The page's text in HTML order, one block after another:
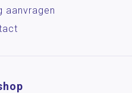
aanvragen